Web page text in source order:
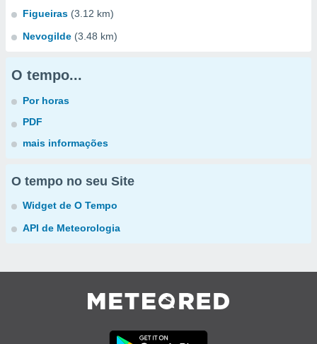
Figueiras (3.12 km)
Nevogilde (3.48 km)
O tempo...
Por horas
PDF
mais informações
O tempo no seu Site
Widget de O Tempo
API de Meteorologia